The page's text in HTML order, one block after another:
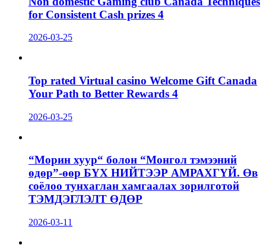
for Consistent Cash prizes 4
2026-03-25
Top rated Virtual casino Welcome Gift Canada
Your Path to Better Rewards 4
2026-03-25
“Морин хуур“ болон “Монгол тэмээний
өдөр”-өөр БҮХ НИЙТЭЭР АМРАХГҮЙ. Өв
соёлоо тунхаглан хамгаалах зорилготой
ТЭМДЭГЛЭЛТ ӨДӨР
2026-03-11